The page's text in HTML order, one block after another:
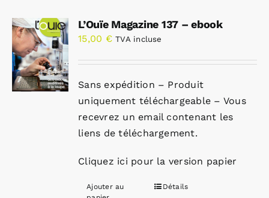
L’Ouïe Magazine 137 – ebook
15,00 € TVA incluse
Sans expédition – Produit
uniquement téléchargeable – Vous
recevrez un email contenant les
liens de téléchargement.
Cliquez ici pour la version papier
Ajouter au
Détails